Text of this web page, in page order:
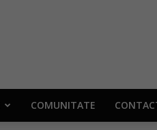
COMUNITATE